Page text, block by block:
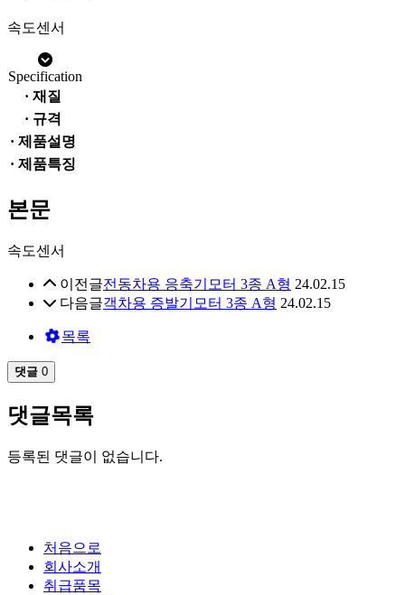
속도센서
Specification
· 재질
· 규격
· 제품설명
· 제품특징
본문
속도센서
이전글전동차용 응축기모터 3종 A형 24.02.15
다음글객차용 증발기모터 3종 A형 24.02.15
목록
댓글 0
댓글목록
등록된 댓글이 없습니다.
처음으로
회사소개
취급품목